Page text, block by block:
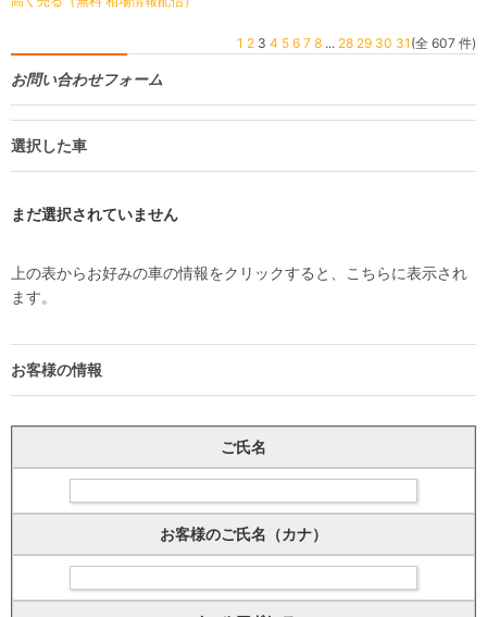
1 2 3 4 5 6 7 8 ... 28 29 30 31 (全 607 件)
お問い合わせフォーム
選択した車
まだ選択されていません
上の表からお好みの車の情報をクリックすると、こちらに表示され
ます。
お客様の情報
ご氏名
お客様のご氏名（カナ）